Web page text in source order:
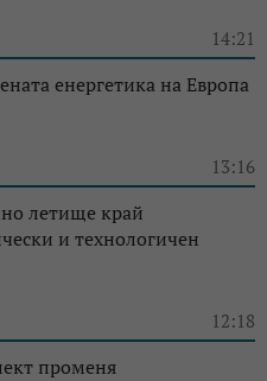
14:21
енергетика на Европа
13:16
летище край
и технологичен
12:18
променя